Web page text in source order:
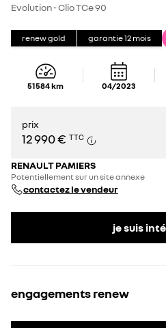
Evolution - Clio TCe 90
renew gold garantie12 mois
51 584km 04/2023
prix
12 990 € TTC
RENAULT PAMIERS
Potentiellement sur un site annexe
contactez le vendeur
je suis
engagements renew